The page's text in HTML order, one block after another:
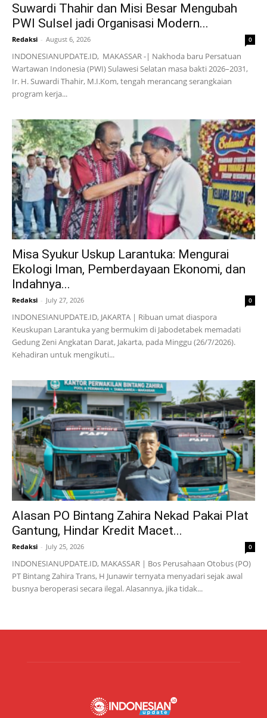
Suwardi Thahir dan Misi Besar Mengubah
PWI Sulsel jadi Organisasi Modern...
Redaksi - August 6, 2026 0
INDONESIANUPDATE.ID, MAKASSAR -| Nakhoda baru Persatuan
Wartawan Indonesia (PWI) Sulawesi Selatan masa bakti 2026–2031,
Ir. H. Suwardi Thahir, M.I.Kom, tengah merancang serangkaian
program kerja...
Misa Syukur Uskup Larantuka: Mengurai
Ekologi Iman, Pemberdayaan Ekonomi, dan
Indahnya...
Redaksi - July 27, 2026 0
INDONESIANUPDATE.ID, JAKARTA | Ribuan umat diaspora
Keuskupan Larantuka yang bermukim di Jabodetabek memadati
Gedung Zeni Angkatan Darat, Jakarta, pada Minggu (26/7/2026).
Kehadiran untuk mengikuti...
Alasan PO Bintang Zahira Nekad Pakai Plat
Gantung, Hindar Kredit Macet...
Redaksi - July 25, 2026 0
INDONESIANUPDATE.ID, MAKASSAR | Bos Perusahaan Otobus (PO)
PT Bintang Zahira Trans, H Junawir ternyata menyadari sejak awal
busnya beroperasi secara ilegal. Alasannya, jika tidak...